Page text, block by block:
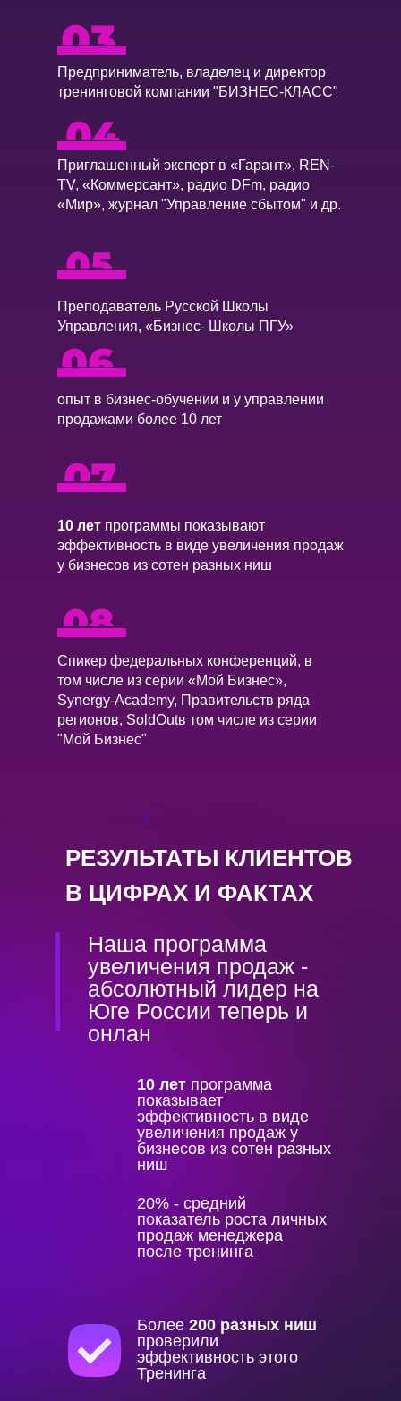
3. Формула
скрипта
Структура диалога,
которая работает в
любой нише.
элементов
“продающего
Живые примеры
скриптов: как звучит
правильно и как — нет.
Разбор ключевых фраз,
которые:
✔ мягко подводят к
скрипта
Как
продажи на
Мини-система
и контроля без
Предприниматель, владелец и директор
тренинговой компании "БИЗНЕС-КЛАСС"
Приглашенный эксперт в «Гарант», REN-
TV, «Коммерсант», радио DFm, радио
«Мир», журнал "Управление сбытом" и др.
опыт в бизнес-обучении и у управлении
продажами более 10 лет
Спикер федеральных конференций, в
том числе из серии «Мой Бизнес»,
Synergy-Academy, Правительств ряда
регионов, SoldOutв том числе из серии
"Мой Бизнес"
10 лет программы показывают
эффективность в виде увеличения продаж
у бизнесов из сотен разных ниш
Преподаватель Русской Школы
Управления, «Бизнес- Школы ПГУ»
РЕЗУЛЬТАТЫ КЛИЕНТОВ
В ЦИФРАХ И ФАКТАХ
Наша программа
увеличения продаж -
абсолютный лидер на
Юге России теперь и
онлан
20% - средний
показатель роста личных
продаж менеджера
после тренинга
Более 200 разных ниш
проверили
эффективность этого
Тренинга
10 лет программа
показывает
эффективность в виде
увеличения продаж у
бизнесов из сотен разных
ниш